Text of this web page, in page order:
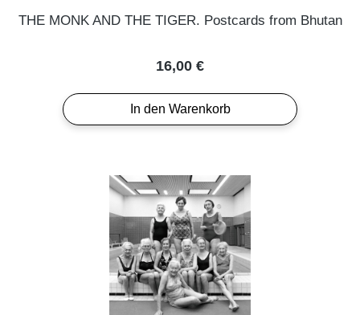
THE MONK AND THE TIGER. Postcards from Bhutan
Regulärer Preis:
16,00 €
In den Warenkorb